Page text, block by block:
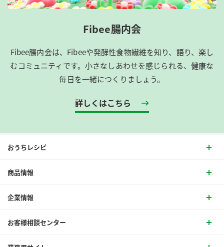
Fibee腸内会
Fibee腸内会は、​Fibeeや発酵性食物繊維を知り、語り、楽し
むコミュニティです。​小さなしあわせを感じられる、健康な
毎日を一緒につくりましょう。
詳しくはこちら
おうちレシピ
商品情報
企業情報
お客様相談センター